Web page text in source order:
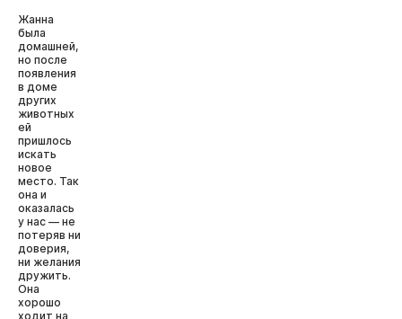
Жанна
была
домашней,
но после
появления
в доме
других
животных
ей
пришлось
искать
новое
место. Так
она и
оказалась
у нас — не
потеряв ни
доверия,
ни желания
дружить.
Она
хорошо
ходит на